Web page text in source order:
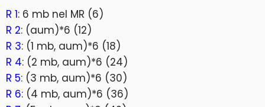
R 1: 6 mb nel MR (6)
R 2: (aum)*6 (12)
R 3: (1 mb, aum)*6 (18)
R 4: (2 mb, aum)*6 (24)
R 5: (3 mb, aum)*6 (30)
R 6: (4 mb, aum)*6 (36)